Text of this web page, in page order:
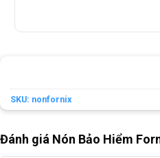
SKU: nonfornix
Đánh giá Nón Bảo Hiểm